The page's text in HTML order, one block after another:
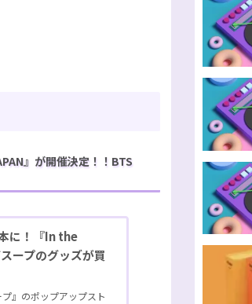
』が開催決定！！BTS
に！『In the
ープのグッズが買
』のポップアップスト